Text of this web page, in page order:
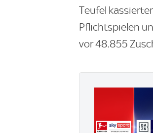
Teufel
Pflichtspielen
vor 48.855